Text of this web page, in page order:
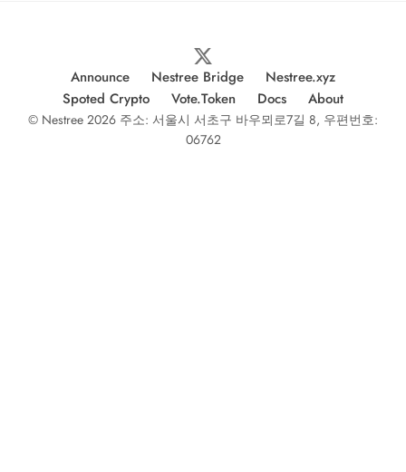
Announce Nestree Bridge
Nestree.xyz
Spoted Crypto
Vote.Token Docs About
© Nestree 2026 주소: 서울시 서초구 바우뫼로7길 8, 우편번호:
06762